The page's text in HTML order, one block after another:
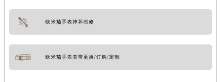
欧米茄手表摔坏维修
欧米茄手表表带更换/订购/定制